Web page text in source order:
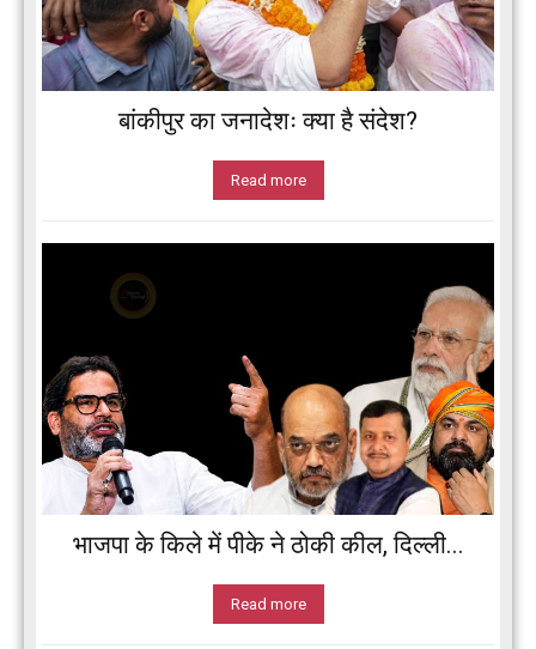
बांकीपुर का जनादेशः क्या है संदेश?
Read more
भाजपा के किले में पीके ने ठोकी कील, दिल्ली...
Read more